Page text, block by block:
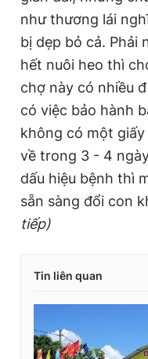
như thương lái
bị dẹp bỏ cả. Phải
hết nuôi heo thì
chợ này có nhiều
có việc bảo hành
không có một
về trong 3 - 4
dấu hiệu bệnh thì
sẵn sàng đổi con
tiếp)
Tin liên quan